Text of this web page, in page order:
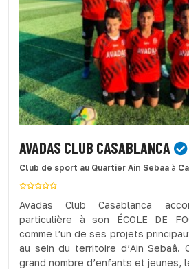
AVADAS CLUB CASABLANCA
Club de sport au Quartier Ain Sebaa à
Avadas Club Casablanca
particulière à son ÉCOLE DE
comme l’un de ses projets
au sein du territoire d’Ain
grand nombre d’enfants et jeunes,